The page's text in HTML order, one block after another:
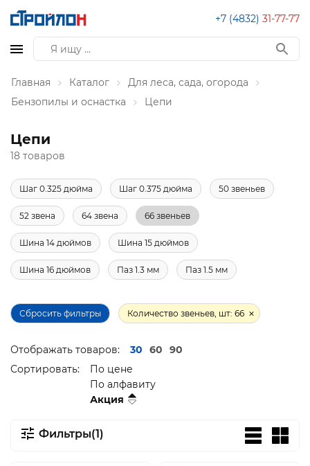
+7 (4832) 31-77-77
Главная Каталог
Для леса, сада, огорода
Бензопилы и оснастка
Цепи
Цепи
18 товаров
Шаг 0.325 дюйма Шаг 0.375 дюйма 50 звеньев
52 звена 64 звена 66 звеньев
Шина 14 дюймов Шина 15 дюймов
Шина 16 дюймов Паз 1.3 мм Паз 1.5 мм
Сбросить фильтры Количество звеньев, шт: 66
Отображать товаров: 30 60
90
Сортировать:
По цене
По алфавиту
Акция
Фильтры(1)